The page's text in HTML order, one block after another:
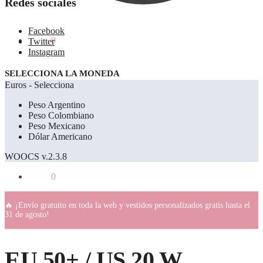
0.00€ 0
Facebook
Twitter
Instagram
SELECCIONA LA MONEDA
Euros - Selecciona
Peso Argentino
Peso Colombiano
Peso Mexicano
Dólar Americano
WOOCS v.2.3.8
0
🔥 ¡Envío gratuito en toda la web y vestidos personalizados gratis hasta el
31 de agosto!